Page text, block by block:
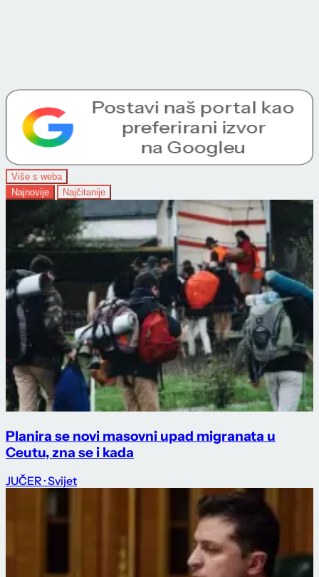
Više s weba
Najnovije
Najčitanije
Planira se novi masovni upad migranata u
Ceutu, zna se i kada
JUČER · Svijet